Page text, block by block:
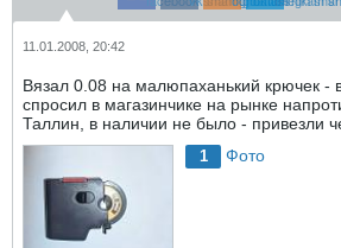
11.01.2008, 20:42
Вязал 0.08 на малюпаханький крючек -
спросил в магазинчике на рынке
Таллин, в наличии не было - привезли
1 Фото